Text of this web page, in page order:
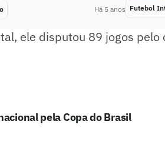
Há 5 anos Futebol
ele disputou 89 jogos pelo
pela Copa do Brasil